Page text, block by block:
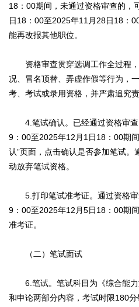
18：00期间，未通过资格审查的，
日18：00至2025年11月28日18：
能再改报其他职位。
资格审查贯穿选调工作全过程，
况、冒名顶替、弄虚作假等行为，
考、考试或录用资格，并严肃追究责
4.笔试确认。已经通过资格审查
9：00至2025年12月1日18：00期
认”页面，点击确认是否参加笔试。
动放弃笔试资格。
5.打印笔试准考证。通过资格审
9：00至2025年12月5日18：00期
准考证。
（二）笔试面试
6.笔试。笔试科目为《综合能力
和申论两部分内容，考试时限180